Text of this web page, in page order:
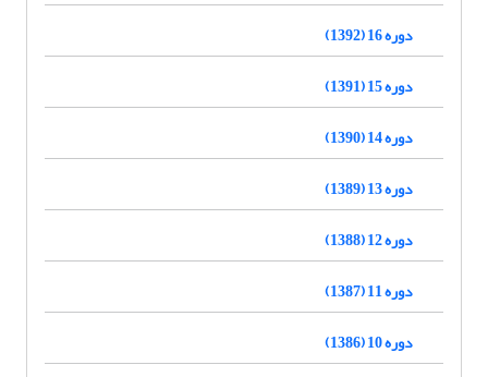
دوره 16 (1392)
دوره 15 (1391)
دوره 14 (1390)
دوره 13 (1389)
دوره 12 (1388)
دوره 11 (1387)
دوره 10 (1386)